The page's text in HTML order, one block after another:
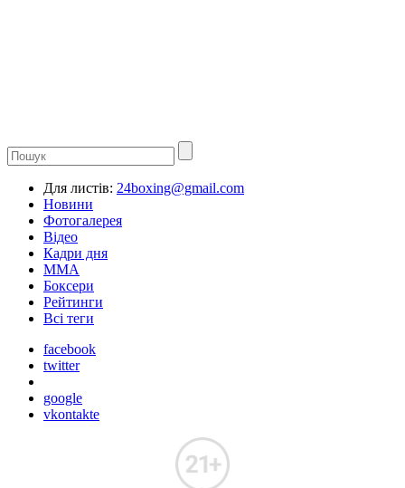
Для листів: 24boxing@gmail.com
Новини
Фотогалерея
Відео
Кадри дня
ММА
Боксери
Рейтинги
Всі теги
facebook
twitter
google
vkontakte